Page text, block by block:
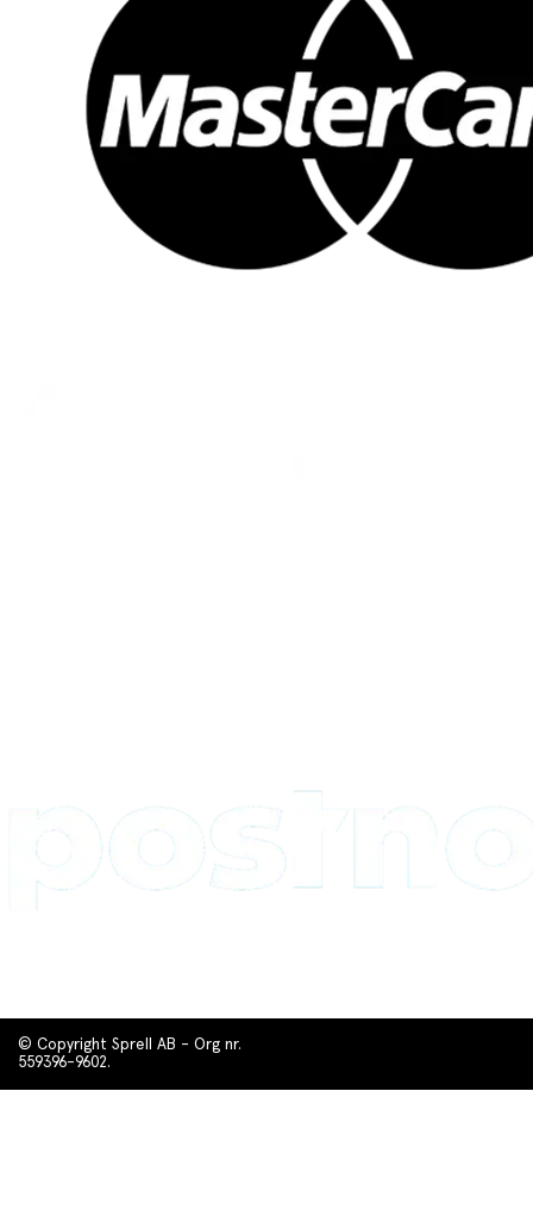
© Copyright Sprell AB - Org nr.
559396-9602.